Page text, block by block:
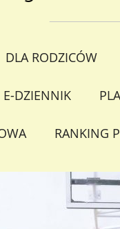
DLA RODZICÓW
E-DZIENNIK
RANKING